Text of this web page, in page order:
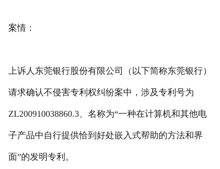
案情：
上诉人东莞银行股份有限公司（以下简称东莞银行）
请求确认不侵害专利权纠纷案中，涉及专利号为
ZL200910038860.3、名称为“一种在计算机和其他电
子产品中自行提供恰到好处嵌入式帮助的方法和界
面”的发明专利。